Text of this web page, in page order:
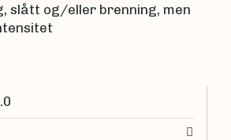
slått og/eller brenning, men